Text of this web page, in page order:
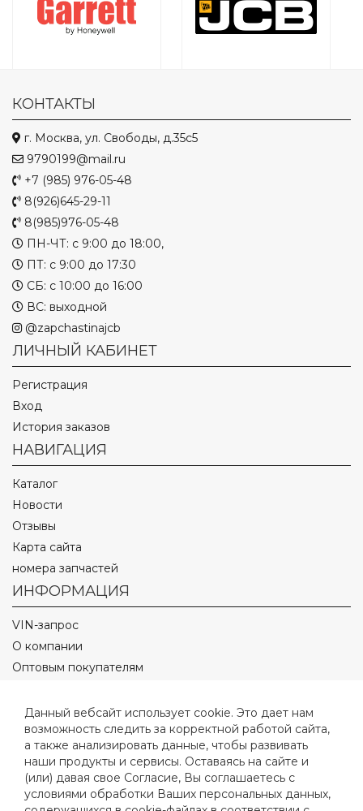
Данный вебсайт использует cookie. Это дает нам
возможность следить за корректной работой сайта,
а также анализировать данные, чтобы развивать
наши продукты и сервисы. Оставаясь на сайте и
(или) давая свое Согласие, Вы соглашаетесь с
условиями обработки Ваших персональных данных,
КОНТАКТЫ
г. Москва, ул. Свободы, д.35с5
9790199@mail.ru
+7 (985) 976-05-48
8(926)645-29-11
8(985)976-05-48
ПН-ЧТ: с 9:00 до 18:00,
ПТ: с 9:00 до 17:30
СБ: с 10:00 до 16:00
ВС: выходной
@zapchastinajcb
ЛИЧНЫЙ КАБИНЕТ
Регистрация
Вход
История заказов
НАВИГАЦИЯ
Каталог
Новости
Отзывы
Карта сайта
номера запчастей
ИНФОРМАЦИЯ
VIN-запрос
О компании
Оптовым покупателям
Полезные статьи
Контакты
Видео
Фото
Реквизиты